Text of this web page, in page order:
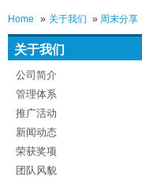
Home » 关于我们 » 周末分享
关于我们
公司简介
管理体系
推广活动
新闻动态
荣获奖项
团队风貌